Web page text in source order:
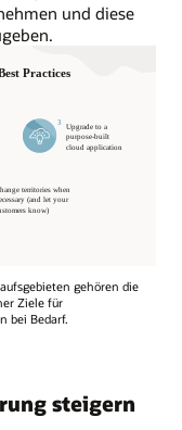
und diese
gehören die
Ziele für
bei Bedarf.
steigern